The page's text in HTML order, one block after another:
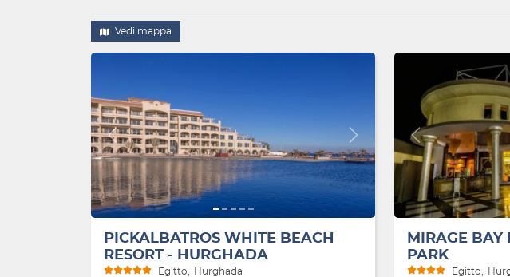
Vedi mappa
Indietro Avanti
PICKALBATROS WHITE BEACH
RESORT - HURGHADA
Egitto Hurghada
Indietro
MIRAGE BAY
PARK
Egitto